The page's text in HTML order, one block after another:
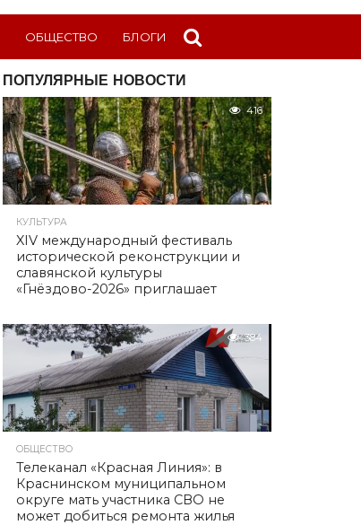
ОБЩЕСТВО БЛОГИ
ПОПУЛЯРНЫЕ НОВОСТИ
416
КУЛЬТУРА
XIV международный фестиваль
исторической реконструкции и
славянской культуры
«Гнёздово-2026» приглашает
384
ОБЩЕСТВО
Телеканал «Красная Линия»: в
Краснинском муниципальном
округе мать участника СВО не
может добиться ремонта жилья